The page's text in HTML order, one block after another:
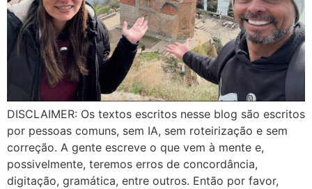
DISCLAIMER: Os textos escritos nesse blog são escritos
por pessoas comuns, sem IA, sem roteirização e sem
correção. A gente escreve o que vem à mente e,
possivelmente, teremos erros de concordância,
digitação, gramática, entre outros. Então por favor,